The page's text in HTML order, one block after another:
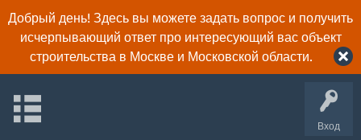
Добрый день! Здесь вы можете задать вопрос и получить
исчерпывающий ответ про интересующий вас объект
строительства в Москве и Московской области.
Вход